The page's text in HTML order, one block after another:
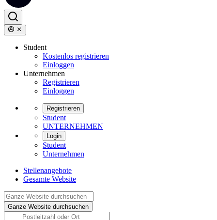
Student
Kostenlos registrieren
Einloggen
Unternehmen
Registrieren
Einloggen
Registrieren
Student
UNTERNEHMEN
Login
Student
Unternehmen
Stellenangebote
Gesamte Website